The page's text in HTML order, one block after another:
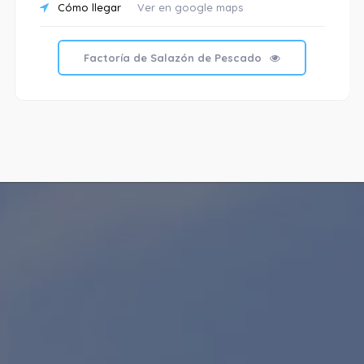
Cómo llegar Ver en google maps
Factoría de Salazón de Pescado